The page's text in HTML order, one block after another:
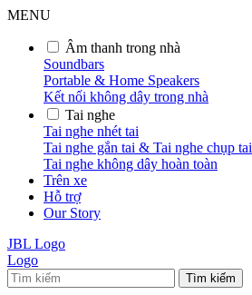
MENU
Âm thanh trong nhà
Soundbars
Portable & Home Speakers
Kết nối không dây trong nhà
Tai nghe
Tai nghe nhét tai
Tai nghe gắn tai & Tai nghe chụp tai
Tai nghe không dây hoàn toàn
Trên xe
Hỗ trợ
Our Story
JBL Logo
Logo
Tìm kiếm